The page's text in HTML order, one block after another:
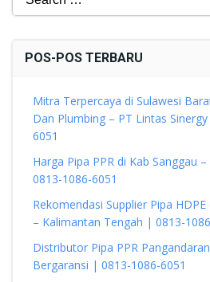
for:
POS-POS TERBARU
Mitra Terpercaya di Sulawesi
Dan Plumbing – PT Lintas
6051
Harga Pipa PPR di Kab Sanggau
0813-1086-6051
Rekomendasi Supplier Pipa
– Kalimantan Tengah | 0813-
Distributor Pipa PPR
Bergaransi | 0813-1086-6051